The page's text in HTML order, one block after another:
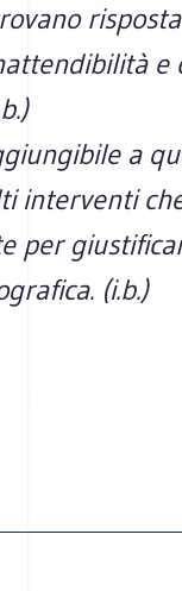
e
a
interventi
per
(i.b.)